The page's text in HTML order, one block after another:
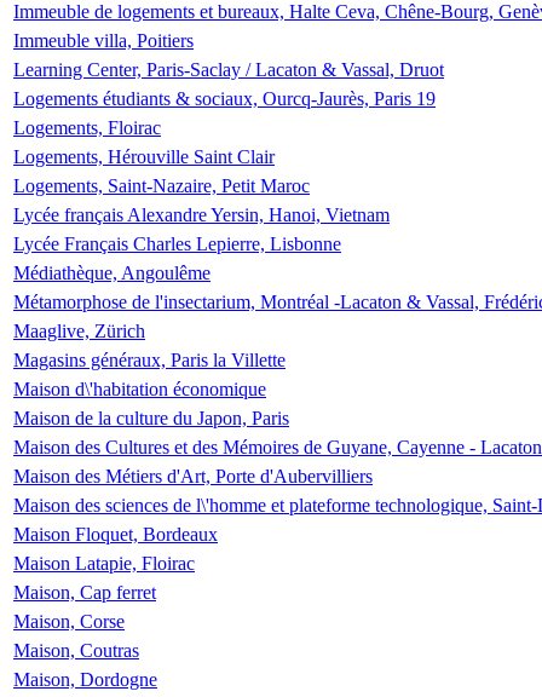
Immeuble de logements et bureaux, Halte Ceva, Chêne-Bourg,
Immeuble villa, Poitiers
Learning Center, Paris-Saclay / Lacaton & Vassal, Druot
Logements étudiants & sociaux, Ourcq-Jaurès, Paris 19
Logements, Floirac
Logements, Hérouville Saint Clair
Logements, Saint-Nazaire, Petit Maroc
Lycée français Alexandre Yersin, Hanoi, Vietnam
Lycée Français Charles Lepierre, Lisbonne
Médiathèque, Angoulême
Métamorphose de l'insectarium, Montréal -Lacaton & Vassal,
Maaglive, Zürich
Magasins généraux, Paris la Villette
Maison d\'habitation économique
Maison de la culture du Japon, Paris
Maison des Cultures et des Mémoires de Guyane, Cayenne -
Maison des Métiers d'Art, Porte d'Aubervilliers
Maison des sciences de l\'homme et plateforme technologique,
Maison Floquet, Bordeaux
Maison Latapie, Floirac
Maison, Cap ferret
Maison, Corse
Maison, Coutras
Maison, Dordogne